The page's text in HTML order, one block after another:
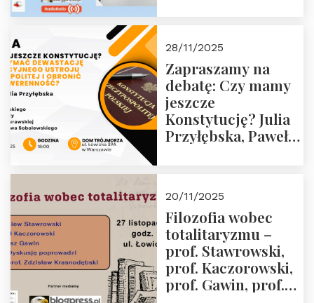
28/11/2025
Zapraszamy na
debatę: Czy mamy
jeszcze
Konstytucję? Julia
Przyłębska, Paweł
Przemysław
Sobolewski – 4
grudnia 2025 r.
godz. 18:00.
20/11/2025
Filozofia wobec
totalitaryzmu –
prof. Stawrowski,
prof. Kaczorowski,
prof. Gawin, prof.